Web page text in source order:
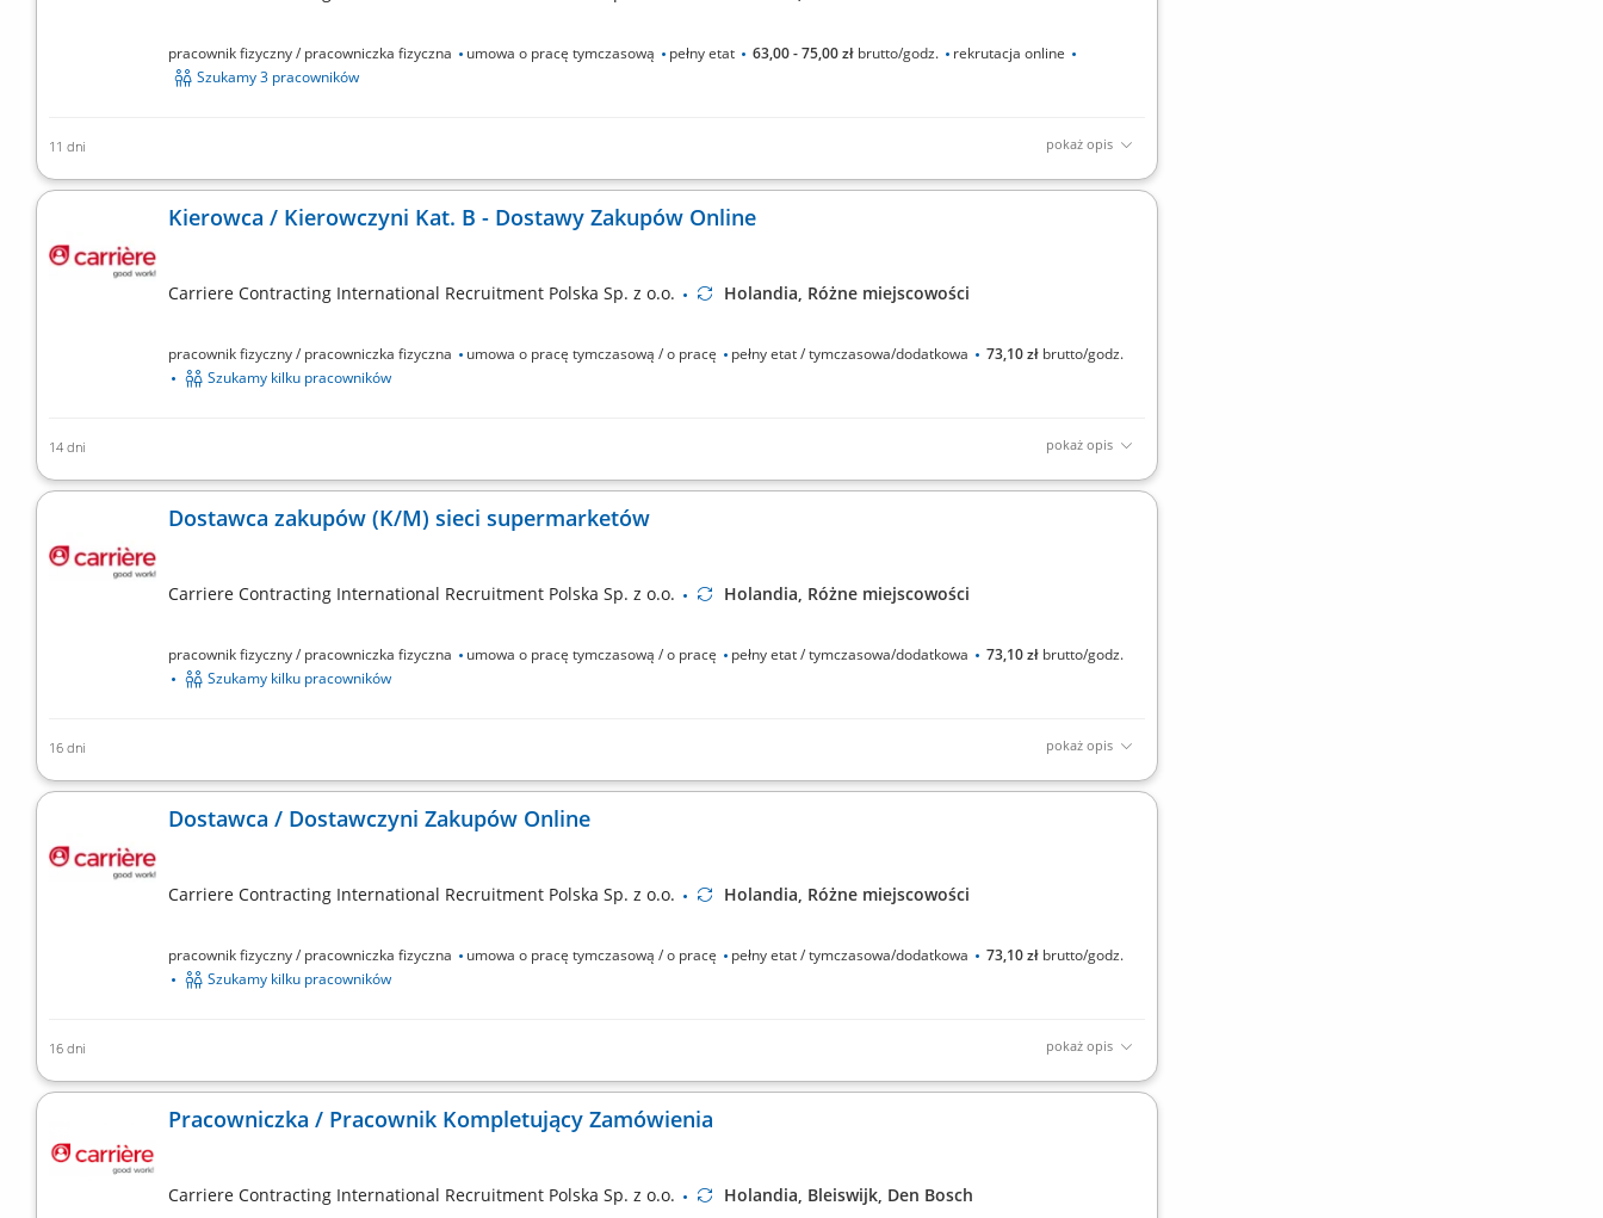
pracownik fizyczny / pracowniczka fizyczna umowa o pracę tymczasową pełny etat 63,00 - 75,00 zł brutto/godz.
rekrutacja online
Szukamy 3 pracowników
11 dni pokaż opis
Jako Pracownik Magazynu M/K będziesz odpowiedzialny/na za sprawną obsługę paczek w centrum logistycznym. Do Twoich codziennych
dalszej wysyłki; Praca zmianowa
Kierowca / Kierowczyni Kat. B - Dostawy Zakupów Online
Carriere Contracting International Recruitment Polska Sp. z o.o. Holandia, Różne miejscowości
pracownik fizyczny / pracowniczka fizyczna umowa o pracę tymczasową / o pracę pełny etat / tymczasowa/dodatkowa 73,10 zł brutto/godz.
Szukamy kilku pracowników
14 dni pokaż opis
Zakres obowiązków: Realizacja dostaw zakupów spożywczych i innych produktów do klientów indywidualnych. Pobieranie zamówień
wysokiej jakości obsługi podczas...
Dostawca zakupów (K/M) sieci supermarketów
Carriere Contracting International Recruitment Polska Sp. z o.o. Holandia, Różne miejscowości
pracownik fizyczny / pracowniczka fizyczna umowa o pracę tymczasową / o pracę pełny etat / tymczasowa/dodatkowa 73,10 zł brutto/godz.
Szukamy kilku pracowników
16 dni pokaż opis
Opis stanowiska: Odbieranie gotowych zamówień (głównie spożywczych) z magazynu; Prowadzenie pojazdu dostawczego w wyznaczone
Dostawca / Dostawczyni Zakupów Online
Carriere Contracting International Recruitment Polska Sp. z o.o. Holandia, Różne miejscowości
pracownik fizyczny / pracowniczka fizyczna umowa o pracę tymczasową / o pracę pełny etat / tymczasowa/dodatkowa 73,10 zł brutto/godz.
Szukamy kilku pracowników
16 dni pokaż opis
Zakres obowiązków: Odbieranie przygotowanych zamówień z centrum logistycznego. Transport zamówień do klientów zgodnie z wyznaczoną
Profesjonalna...
Pracowniczka / Pracownik Kompletujący Zamówienia
Carriere Contracting International Recruitment Polska Sp. z o.o. Holandia, Bleiswijk, Den Bosch